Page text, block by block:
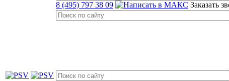
8 (495) 797 38 09 Заказать